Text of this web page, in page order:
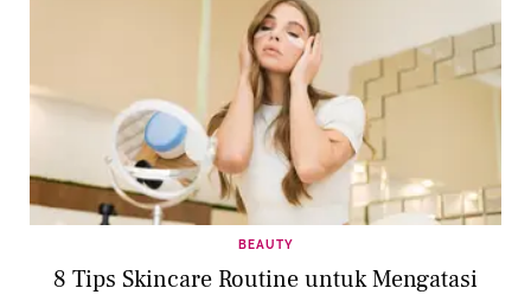
BEAUTY
8 Tips Skincare Routine untuk Mengatasi